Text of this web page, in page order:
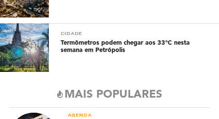
CIDADE
Termômetros podem chegar aos 33°C nesta
semana em Petrópolis
MAIS POPULARES
AGENDA